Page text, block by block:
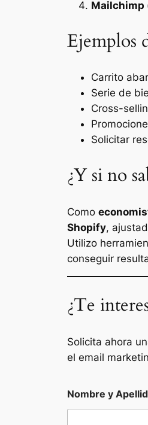
Mailchimp
Ejemplos
Carrito
Serie de
Cross-
Solicitar
¿Y si no
Como
Shopify,
Utilizo
conseguir
¿Te
Solicita ahora
el email
Nombre y